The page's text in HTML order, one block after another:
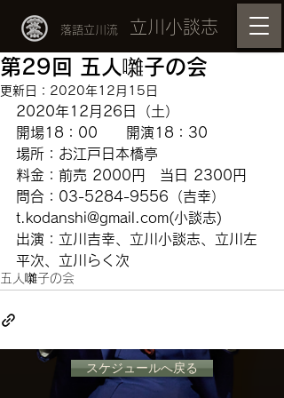
落語立川流 立川小談志
第29回 五人囃子の会
更新日： 2020年12月15日
2020年12月26日（土）
開場18：00　　開演18：30
場所：お江戸日本橋亭
料金：前売 2000円　当日 2300円
問合：03-5284-9556（吉幸）
t.kodanshi@gmail.com(小談志)
出演：立川吉幸、立川小談志、立川左
平次、立川らく次
五人囃子の会
スケジュールへ戻る